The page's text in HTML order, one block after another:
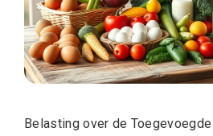
Belasting over de